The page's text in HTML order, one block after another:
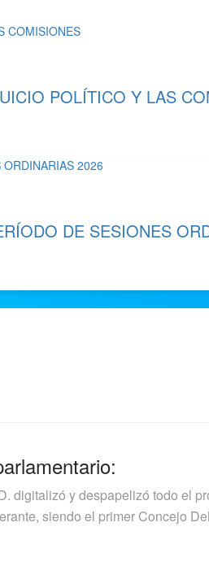
POLÍTICO Y LAS
DE SESIONES
digitalizó y despapelizó todo el
siendo el primer Concejo